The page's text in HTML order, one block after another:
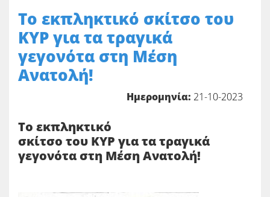
Το εκπληκτικό σκίτσο του
ΚΥΡ για τα τραγικά
γεγονότα στη Μέση
Ανατολή!
Ημερομηνία: 21-10-2023
Το εκπληκτικό
σκίτσο του ΚΥΡ για τα τραγικά
γεγονότα στη Μέση Ανατολή!